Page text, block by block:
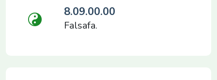
8.09.00.00
Falsafa.